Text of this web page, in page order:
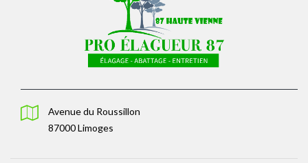
Avenue du Roussillon
87000 Limoges